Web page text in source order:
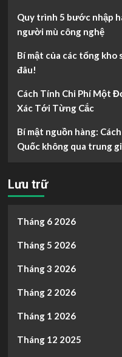
Quy trình 5 bước nhập
người mù công nghệ
Bí mật của các tổng kho
đâu!
Cách Tính Chi Phí Một
Xác Tới Từng Cắc
Bí mật nguồn hàng:
Quốc không qua trung
Lưu trữ
Tháng 6 2026
Tháng 5 2026
Tháng 3 2026
Tháng 2 2026
Tháng 1 2026
Tháng 12 2025